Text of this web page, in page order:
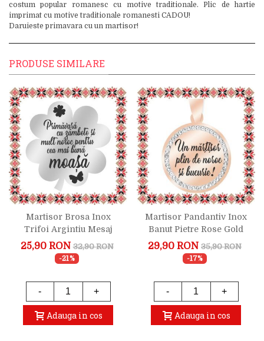
costum popular romanesc cu motive traditionale. Plic de hartie
imprimat cu motive traditionale romanesti CADOU!
Daruieste primavara cu un martisor!
PRODUSE SIMILARE
Martisor Brosa Inox
Trifoi Argintiu Mesaj
Moasa
25,90 RON 32,90 RON
-21%
- +
Adauga in cos
Martisor Pandantiv Inox
Banut Pietre Rose Gold
Plin De Noroc
29,90 RON 35,90 RON
-17%
- +
Adauga in cos